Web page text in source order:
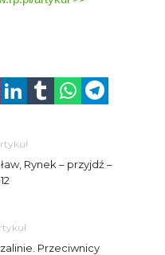
Rynek – przyjdź –
Przeciwnicy